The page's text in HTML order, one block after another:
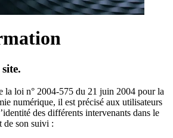
la loi n° 2004-575 du 21 juin 2004 pour la
numérique, il est précisé aux utilisateurs
des différents intervenants dans le
de son suivi :